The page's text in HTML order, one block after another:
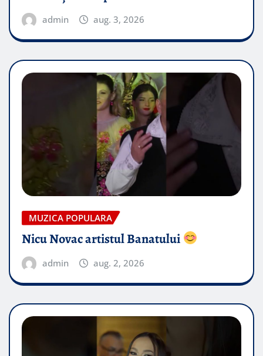
admin aug. 3, 2026
MUZICA POPULARA
Nicu Novac artistul Banatului
admin aug. 2, 2026